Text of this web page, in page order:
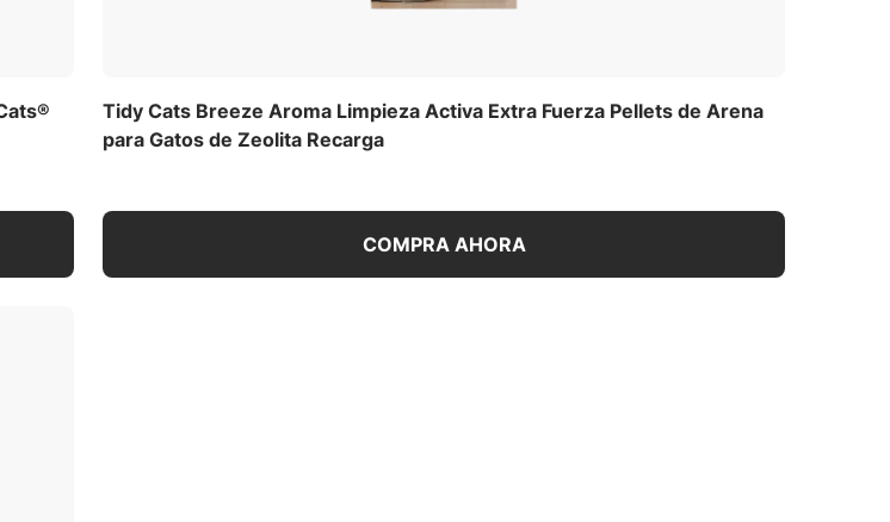
Tidy Cats Breeze Aroma Limpieza Activa Extra Fuerza Pellets de Arena
para Gatos de Zeolita Recarga
COMPRA AHORA